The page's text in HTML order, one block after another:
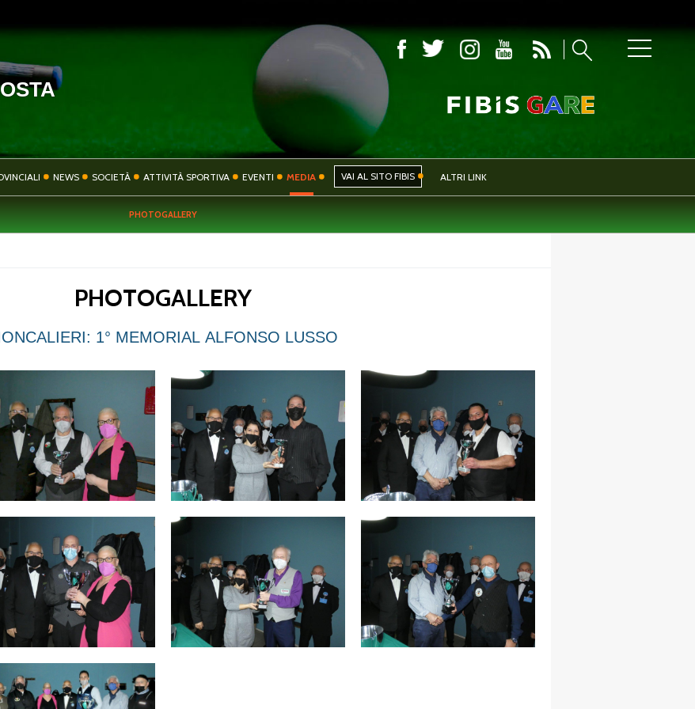
COMITATO
SOCIETÀ ATTIVITÀ SPORTIVA EVENTI
PRIVACY
Carte Federali
NEWS SOCIETÀ ATTIVITÀ SPORTIVA EVENTI MEDIA VAI AL SITO FIBIS ALTRI LINK
PHOTOGALLERY
PHOTOGALLERY
1° MEMORIAL ALFONSO LUSSO